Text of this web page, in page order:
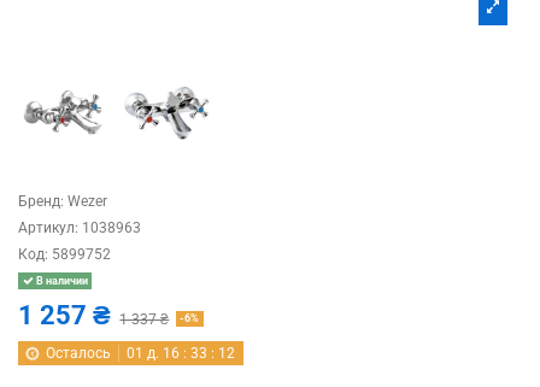
Бренд: Wezer
Артикул: 1038963
Код: 5899752
В наличии
1 257 ₴ 1 337 ₴ -6%
Осталось 01 д. 16 :33 : 12